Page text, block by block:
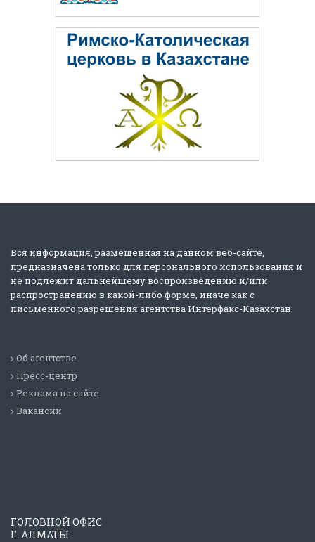
Вся информация, размещенная на данном веб-сайте,
предназначена только для персонального использования и
не подлежит дальнейшему воспроизведению и/или
распространению в какой-либо форме, иначе как с
письменного разрешения агентства Интерфакс-Казахстан.
Об агентстве
Пресс-центр
Реклама на сайте
Вакансии
ГОЛОВНОЙ ОФИС
Г. АЛМАТЫ